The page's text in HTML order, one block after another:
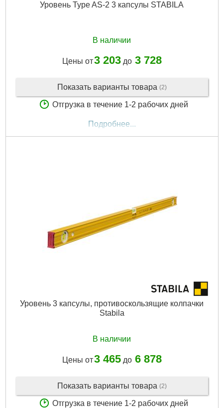
Уровень Type AS-2 3 капсулы STABILA
В наличии
Цены от3 203до 3 728
Показать варианты товара (2)
Отгрузка в течение 1-2 рабочих дней
Подробнее...
Уровень 3 капсулы, противоскользящие колпачки
Stabila
В наличии
Цены от3 465до 6 878
Показать варианты товара (2)
Отгрузка в течение 1-2 рабочих дней